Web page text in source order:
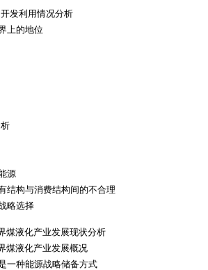
发利用情况分析
上的地位
源
结构与消费结构间的不合理
略选择
煤液化产业发展现状分析
煤液化产业发展概况
一种能源战略储备方式